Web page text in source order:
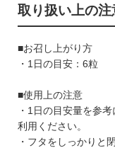
取り扱い上の注
■お召し上がり方
・1日の目安：6粒
■使用上の注意
・1日の目安量を参
利用ください。
・フタをしっかりと